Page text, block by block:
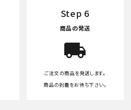
Step 6
商品の発送
local_shipping
ご注文の商品を発送します。
商品の到着をお待ち下さい。